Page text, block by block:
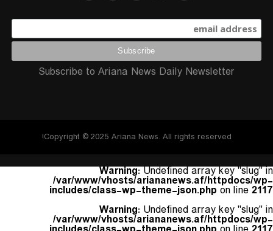
Subscribe to Ariana News Daily Newsletter
Copyright © 2025 Ariana News. All rights reserved!
Warning: Undefined array key "slug" in
/var/www/vhosts/ariananews.af/httpdocs/wp-
includes/class-wp-theme-json.php on line2117
Warning: Undefined array key "slug" in
/var/www/vhosts/ariananews.af/httpdocs/wp-